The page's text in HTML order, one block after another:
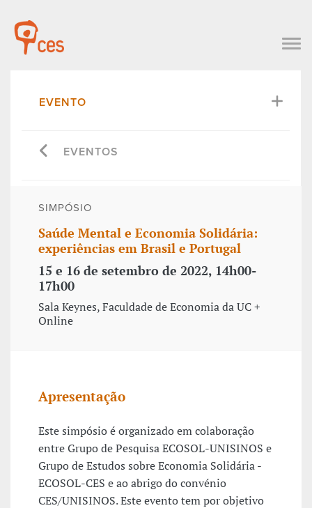
EVENTO
EVENTOS
SIMPÓSIO
Saúde Mental e Economia Solidária:
experiências em Brasil e Portugal
15 e 16 de setembro de 2022, 14h00-
17h00
Sala Keynes, Faculdade de Economia da UC +
Online
Apresentação
Este simpósio é organizado em colaboração
entre Grupo de Pesquisa ECOSOL-UNISINOS e
Grupo de Estudos sobre Economia Solidária -
ECOSOL-CES e ao abrigo do convénio
CES/UNISINOS. Este evento tem por objetivo